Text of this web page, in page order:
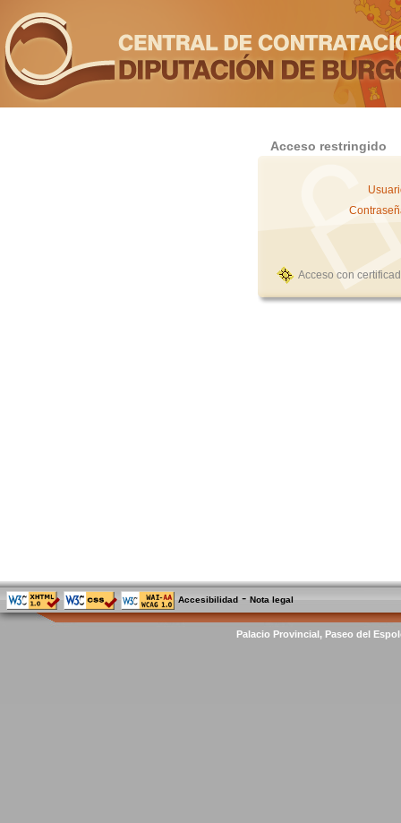
Acceso restringido
Acceso con
Accesibilidad -Nota legal
Palacio Provincial, Paseo del